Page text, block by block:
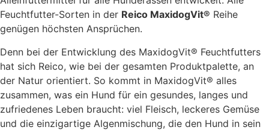
Feuchtfutter-Sorten in der Reico MaxidogVit® Reihe
genügen höchsten Ansprüchen.
Denn bei der Entwicklung des MaxidogVit® Feuchtfutters
hat sich Reico, wie bei der gesamten Produktpalette, an
der Natur orientiert. So kommt in MaxidogVit® alles
zusammen, was ein Hund für ein gesundes, langes und
zufriedenes Leben braucht: viel Fleisch, leckeres Gemüse
und die einzigartige Algenmischung, die den Hund in sein